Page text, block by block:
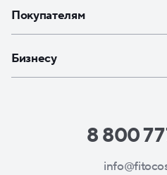
Покупателям
Бизнесу
8 800